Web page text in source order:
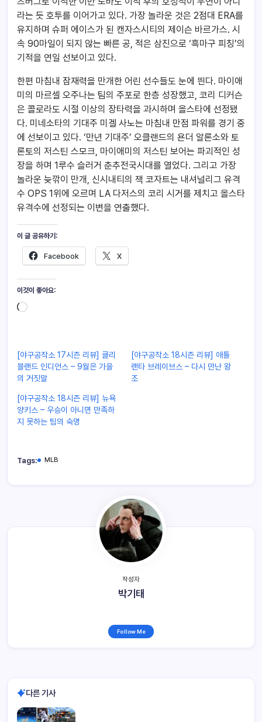
라는 듯 호투를 이어가고 있다. 가장 놀라운 것은 2점대 ERA를
유지하며 슈퍼 에이스가 된 캔자스시티의 제이슨 바르가스. 시
속 90마일이 되지 않는 빠른 공, 적은 삼진으로 ‘흑마구 피칭’의
기적을 연일 선보이고 있다.
한편 마침내 잠재력을 만개한 어린 선수들도 눈에 띈다. 마이애
미의 마르셀 오주나는 팀의 주포로 한층 성장했고, 코리 디커슨
은 콜로라도 시절 이상의 장타력을 과시하며 올스타에 선정됐
다. 미네소타의 기대주 미겔 사노는 마침내 만점 파워를 경기 중
에 선보이고 있다. ‘만년 기대주’ 오클랜드의 욘더 알론소와 토
론토의 저스틴 스모크, 마이애미의 저스틴 보어는 파괴적인 성
장을 하며 1루수 슬러거 춘추전국시대를 열었다. 그리고 가장
놀라운 늦깎이 만개, 신시내티의 잭 코자트는 내셔널리그 유격
수 OPS 1위에 오르며 LA 다저스의 코리 시거를 제치고 올스타
유격수에 선정되는 이변을 연출했다.
이 글 공유하기:
Facebook X
이것이 좋아요:
[야구공작소 17시즌 리뷰] 클리
블랜드 인디언스 – 9월은 가을
의 거짓말
[야구공작소 18시즌 리뷰] 애틀
랜타 브레이브스 – 다시 만난 왕
조
[야구공작소 18시즌 리뷰] 뉴욕
양키스 – 우승이 아니면 만족하
지 못하는 팀의 숙명
Tags: MLB
작성자
박기태
Follow Me
다른 기사